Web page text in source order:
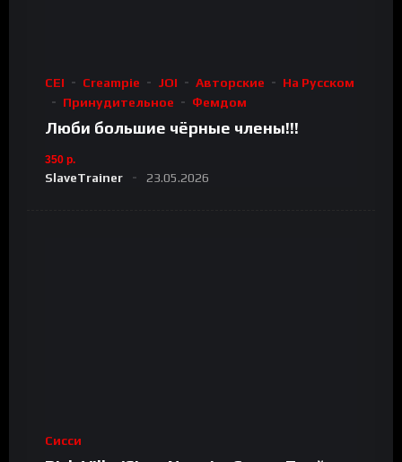
CEI Creampie JOI Авторские
На Русском
Принудительное
Фемдом
Люби большие чёрные члены!!!
350 р.
SlaveTrainer 23.05.2026
Сисси